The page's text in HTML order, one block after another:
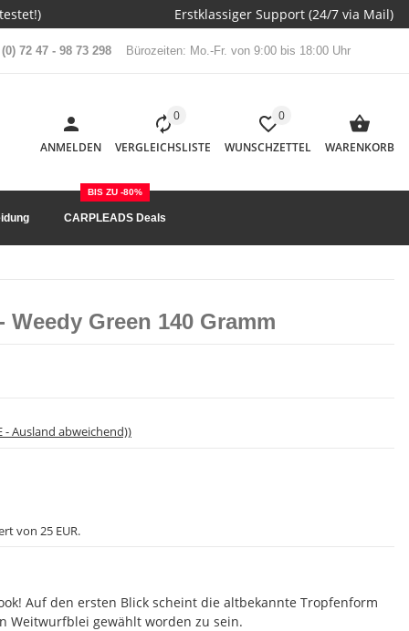
Erstklassiger Support (24/7 via Mail)
72 47 - 98 73 298 Bürozeiten: Mo.-Fr. von 9:00 bis 18:00 Uhr
ANMELDEN
0
VERGLEICHSLISTE
0
WUNSCHZETTEL WARENKORB
CARPLEADS Deals
BIS ZU -80%
Green 140 Gramm
- Ausland abweichend))
von 25 EUR.
Auf den ersten Blick scheint die altbekannte Tropfenform
Weitwurfblei gewählt worden zu sein.